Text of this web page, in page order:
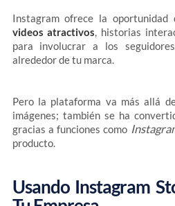
Instagram ofrece la oportunidad
videos atractivos , historias
para involucrar a los
alrededor de tu marca.
Pero la plataforma va más allá
imágenes; también se ha
gracias a funciones como
producto.
Usando Instagram